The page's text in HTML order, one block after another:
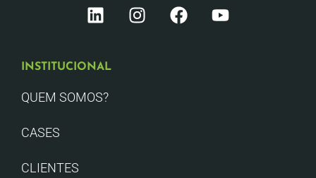
INSTITUCIONAL
QUEM SOMOS?
CASES
CLIENTES